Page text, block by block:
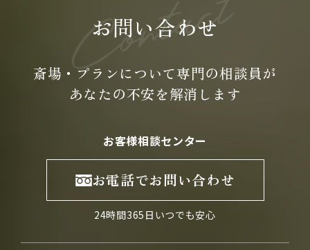
お問い合わせ
斎場・プランについて専門の相談員が
あなたの不安を解消します
お客様相談センター
お電話でお問い合わせ
24時間365日いつでも安心